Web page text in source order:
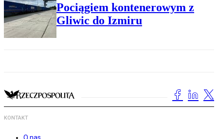
Pociągiem kontenerowym z
Gliwic do Izmiru
KONTAKT
O nas